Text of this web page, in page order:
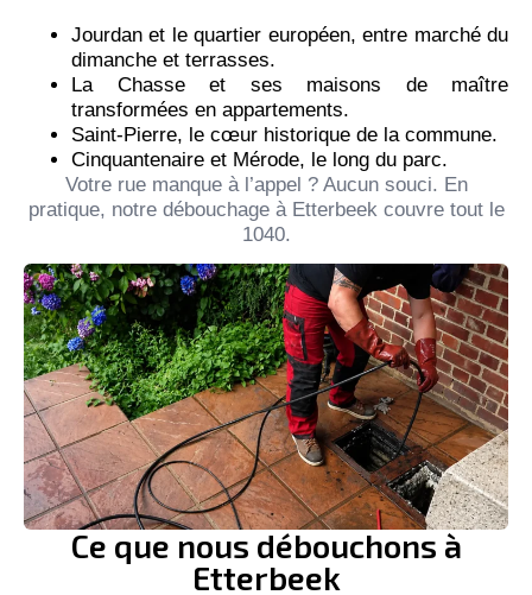
Jourdan et le quartier européen, entre marché du
dimanche et terrasses.
La Chasse et ses maisons de maître
transformées en appartements.
Saint-Pierre, le cœur historique de la commune.
Cinquantenaire et Mérode, le long du parc.
Votre rue manque à l’appel ? Aucun souci. En
pratique, notre débouchage à Etterbeek couvre tout le
1040.
Ce que nous débouchons à
Etterbeek